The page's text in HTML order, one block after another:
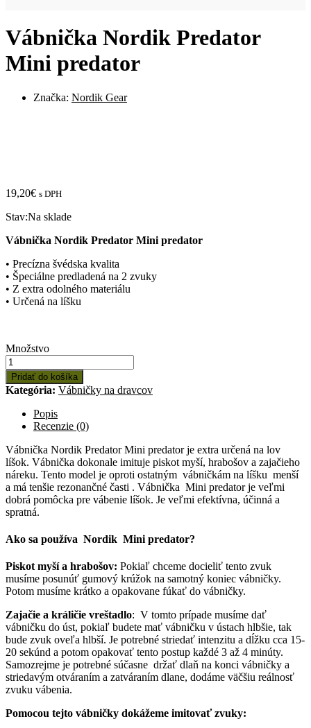
Vábnička Nordik Predator
Mini predator
Značka: Nordik Gear
19,20€ s DPH
Stav:Na sklade
Vábnička Nordik Predator Mini predator
• Precízna švédska kvalita
• Špeciálne predladená na 2 zvuky
• Z extra odolného materiálu
• Určená na líšku
Množstvo:
Vábnička
Nordik
Predator
Mini
predator
Množstvo
Pridať do košíka
Kategória: Vábničky na dravcov
Popis
Recenzie (0)
Vábnička Nordik Predator Mini predator je extra určená na lov
líšok. Vábnička dokonale imituje piskot myší, hrabošov a zajačieho
náreku. Tento model je oproti ostatným vábničkám na líšku menší
a má tenšie rezonančné časti . Vábnička Mini predator je veľmi
dobrá pomôcka pre vábenie líšok. Je veľmi efektívna, účinná a
spratná.
Ako sa používa Nordik Mini predator?
Piskot myší a hrabošov: Pokiaľ chceme docieliť tento zvuk
musíme posunúť gumový krúžok na samotný koniec vábničky.
Potom musíme krátko a opakovane fúkať do vábničky.
Zajačie a králičie vreštadlo: V tomto prípade musíme dať
vábničku do úst, pokiaľ budete mať vábničku v ústach hlbšie, tak
bude zvuk oveľa hlbší. Je potrebné striedať intenzitu a dĺžku cca 15-
20 sekúnd a potom opakovať tento postup každé 3 až 4 minúty.
Samozrejme je potrebné súčasne držať dlaň na konci vábničky a
striedavým otváraním a zatváraním dlane, dodáme väčšiu reálnosť
zvuku vábenia.
Pomocou tejto vábničky dokážeme imitovať zvuky: